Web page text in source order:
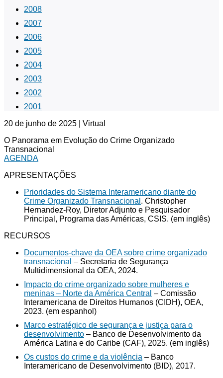
2008
2007
2006
2005
2004
2003
2002
2001
20 de junho de 2025 | Virtual
O Panorama em Evolução do Crime Organizado
Transnacional
AGENDA
APRESENTAÇÕES
Prioridades do Sistema Interamericano diante do
Crime Organizado Transnacional . Christopher
Hernandez-Roy, Diretor Adjunto e Pesquisador
Principal, Programa das Américas, CSIS. (em inglês)
RECURSOS
Documentos-chave da OEA sobre crime organizado
transnacional – Secretaria de Segurança
Multidimensional da OEA, 2024.
Impacto do crime organizado sobre mulheres e
meninas – Norte da América Central – Comissão
Interamericana de Direitos Humanos (CIDH), OEA,
2023. (em espanhol)
Marco estratégico de segurança e justiça para o
desenvolvimento – Banco de Desenvolvimento da
América Latina e do Caribe (CAF), 2025. (em inglês)
Os custos do crime e da violência – Banco
Interamericano de Desenvolvimento (BID), 2017.